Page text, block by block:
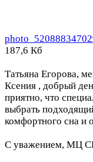
187,6 Кб
Татьяна Егорова,
Ксения , добрый
приятно, что
выбрать
комфортного сна и
С уважением, МЦ